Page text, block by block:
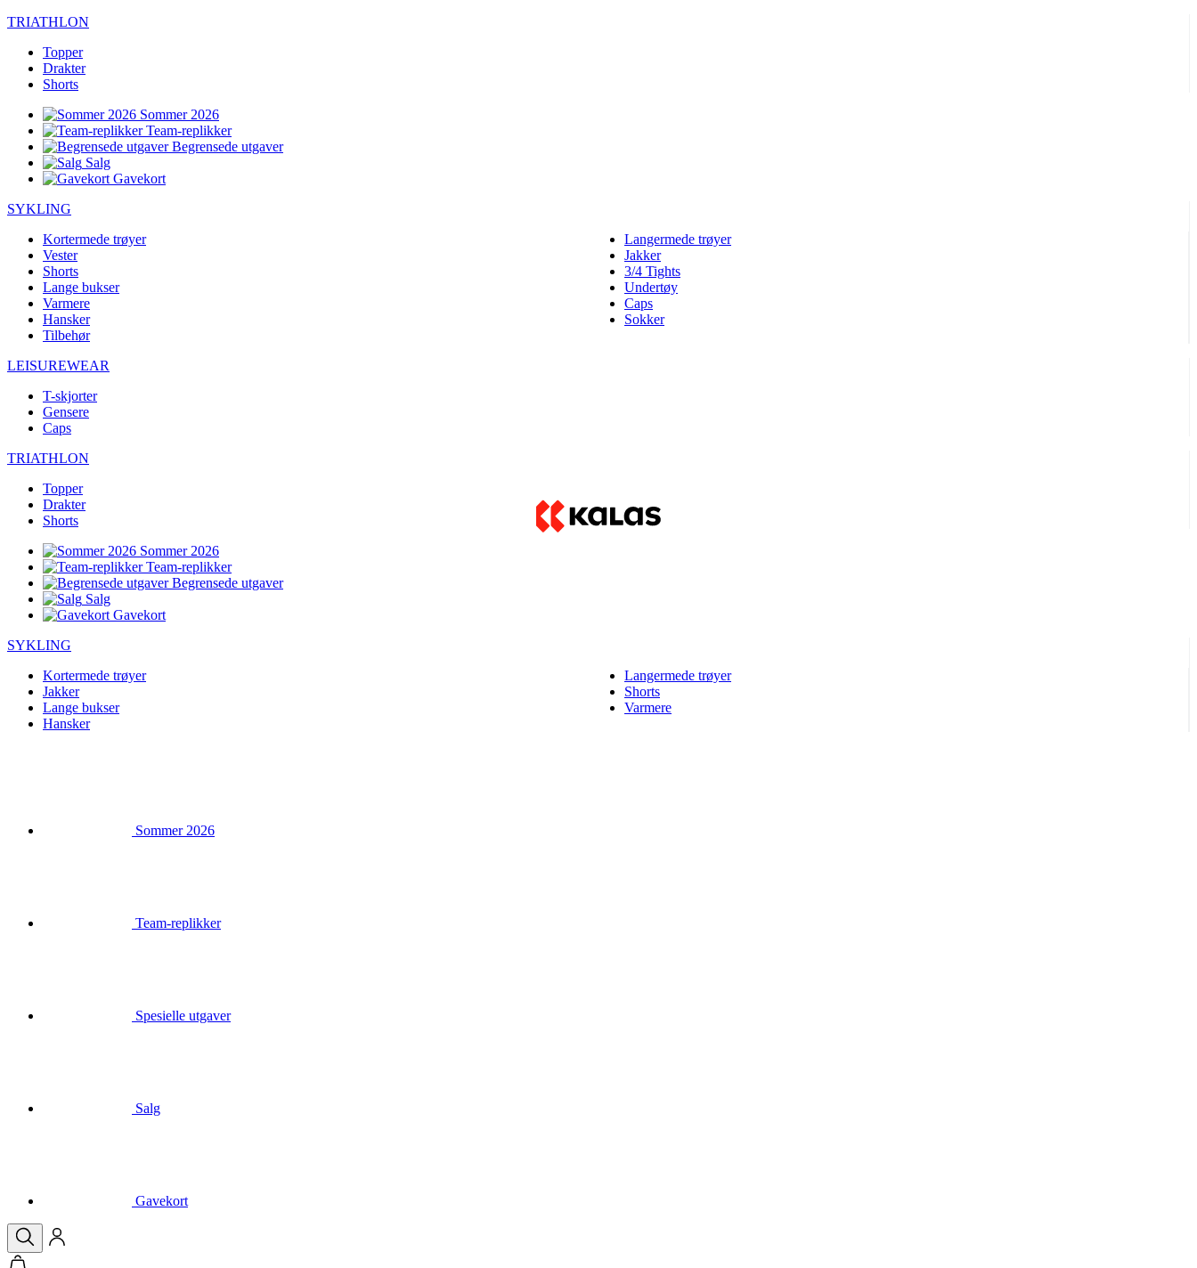
TRIATHLON
Topper
Drakter
Shorts
Sommer 2026
Team-replikker
Begrensede utgaver
Salg
Gavekort
SYKLING
Kortermede trøyer
Langermede trøyer
Vester
Jakker
Shorts
3/4 Tights
Lange bukser
Undertøy
Varmere
Caps
Hansker
Sokker
Tilbehør
LEISUREWEAR
T-skjorter
Gensere
Caps
TRIATHLON
Topper
Drakter
Shorts
Sommer 2026
Team-replikker
Begrensede utgaver
Salg
Gavekort
SYKLING
Kortermede trøyer
Langermede trøyer
Jakker
Shorts
Lange bukser
Varmere
Hansker
Handlekurven din er tom
Meny